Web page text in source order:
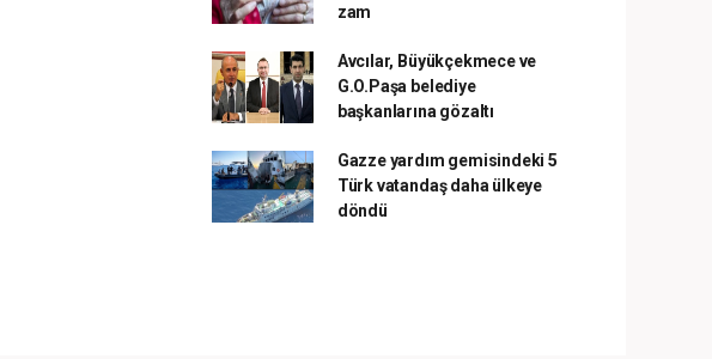
zam
Avcılar, Büyükçekmece ve
G.O.Paşa belediye
başkanlarına gözaltı
Gazze yardım gemisindeki 5
Türk vatandaş daha ülkeye
döndü